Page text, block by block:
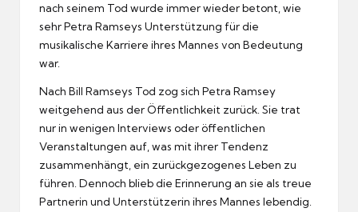
nach seinem Tod wurde immer wieder betont, wie
sehr Petra Ramseys Unterstützung für die
musikalische Karriere ihres Mannes von Bedeutung
war.
Nach Bill Ramseys Tod zog sich Petra Ramsey
weitgehend aus der Öffentlichkeit zurück. Sie trat
nur in wenigen Interviews oder öffentlichen
Veranstaltungen auf, was mit ihrer Tendenz
zusammenhängt, ein zurückgezogenes Leben zu
führen. Dennoch blieb die Erinnerung an sie als treue
Partnerin und Unterstützerin ihres Mannes lebendig.